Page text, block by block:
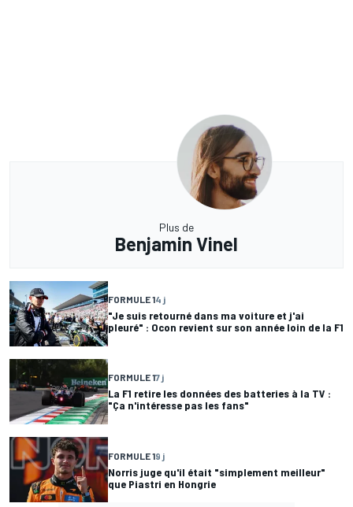
Plus de
Benjamin Vinel
FORMULE 14 j
"Je suis retourné dans ma voiture et j'ai
pleuré" : Ocon revient sur son année loin de la F1
FORMULE 17 j
La F1 retire les données des batteries à la TV :
"Ça n'intéresse pas les fans"
FORMULE 19 j
Norris juge qu'il était "simplement meilleur"
que Piastri en Hongrie